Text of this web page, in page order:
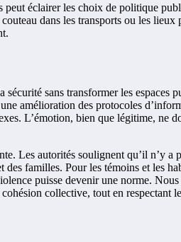
éclairer les choix de politique
dans les transports ou les lieux
sans transformer les
amélioration des protocoles
L’émotion, bien que légitime, ne
Les autorités soulignent qu’il n’y
des familles. Pour les témoins et les
puisse devenir une norme.
collective, tout en respectant